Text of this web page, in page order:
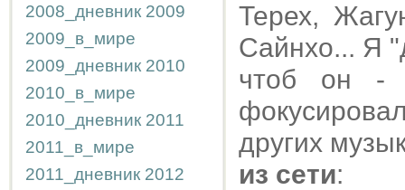
2008_дневник 2009
2009_в_мире
2009_дневник 2010
2010_в_мире
2010_дневник 2011
2011_в_мире
2011_дневник 2012
Терех,
Сайнхо... Я
чтоб он -
других
из сети: